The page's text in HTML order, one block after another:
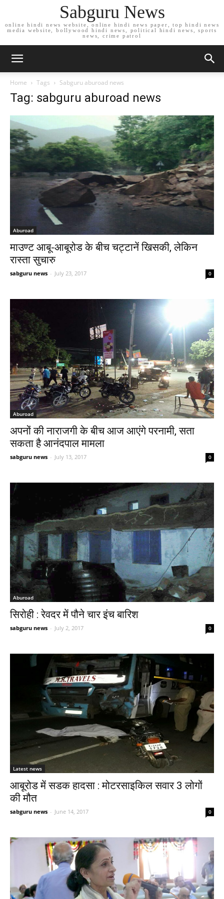
Sabguru News
online hindi news website, online hindi news paper, top hindi news
media website, bollywood hindi news, political hindi news, sports
news, crime patrol
Home Tags Sabguru aburoad news
Tag: sabguru aburoad news
Aburoad
माउण्ट आबू-आबूरोड के बीच चट्टानें खिसकी, लेकिन
रास्ता सुचारु
sabguru news - July 23, 2017 0
Aburoad
अपनों की नाराजगी के बीच आज आएंगे परनामी, सता
सकता है आनंदपाल मामला
sabguru news - July 13, 2017 0
Aburoad
सिरोही : रेवदर में पौने चार इंच बारिश
sabguru news - July 2, 2017 0
Latest news
आबूरोड में सडक हादसा : मोटरसाइकिल सवार 3 लोगों
की मौत
sabguru news - June 14, 2017 0